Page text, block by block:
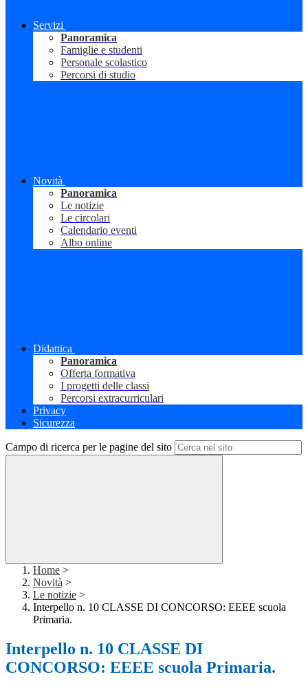
Servizi
Panoramica
Famiglie e studenti
Personale scolastico
Percorsi di studio
Novità
Panoramica
Le notizie
Le circolari
Calendario eventi
Albo online
Didattica
Panoramica
Offerta formativa
I progetti delle classi
Percorsi extracurriculari
Privacy
Sicurezza
Campo di ricerca per le pagine del sito
Home >
Novità >
Le notizie >
Interpello n. 10 CLASSE DI CONCORSO: EEEE scuola
Primaria.
Interpello n. 10 CLASSE DI
CONCORSO: EEEE scuola Primaria.